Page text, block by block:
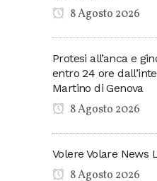
8 Agosto 2026
Protesi all’anca e
entro 24 ore
Martino di Genova
8 Agosto 2026
Volere Volare News
8 Agosto 2026